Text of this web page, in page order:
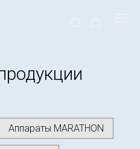
Аппараты MARATHON